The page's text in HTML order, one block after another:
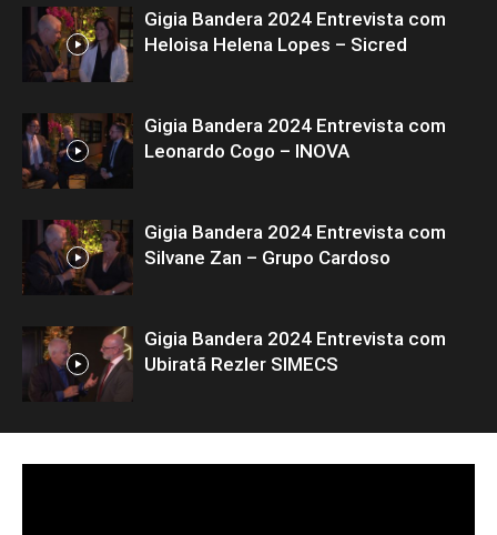
Gigia Bandera 2024 Entrevista com
Heloisa Helena Lopes – Sicred
Gigia Bandera 2024 Entrevista com
Leonardo Cogo – INOVA
Gigia Bandera 2024 Entrevista com
Silvane Zan – Grupo Cardoso
Gigia Bandera 2024 Entrevista com
Ubiratã Rezler SIMECS